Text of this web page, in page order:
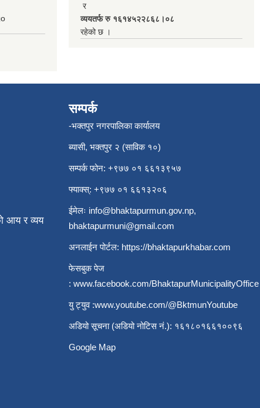
र
व्ययतर्फ रु १६१४५२२८६८।०८
रहेको छ ।
आय र व्यय
सम्पर्क
-भक्तपुर नगरपालिका कार्यालय
ब्यासी, भक्तपुर २ (साविक १०)
सम्पर्क फोन: +९७७ ०१ ६६१३९५७
फ्याक्स्: +९७७ ०१ ६६१३२०६
ईमेलः info@bhaktapurmun.gov.np,
bhaktapurmuni@gmail.com
अनलाईन पोर्टल: https://bhaktapurkhabar.com
फेसबुक पेज
: www.facebook.com/BhaktapurMunicipalityOffice
यु ट्युव :www.youtube.com/@BktmunYoutube
अडियो सूचना (अडियो नोटिस नं.): १६१८०१६६१००९६
Google Map